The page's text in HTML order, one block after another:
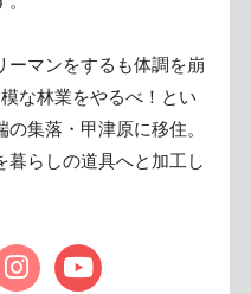
ーマンをするも体調を崩
な林業をやるべ！とい
集落・甲津原に移住。
暮らしの道具へと加工し